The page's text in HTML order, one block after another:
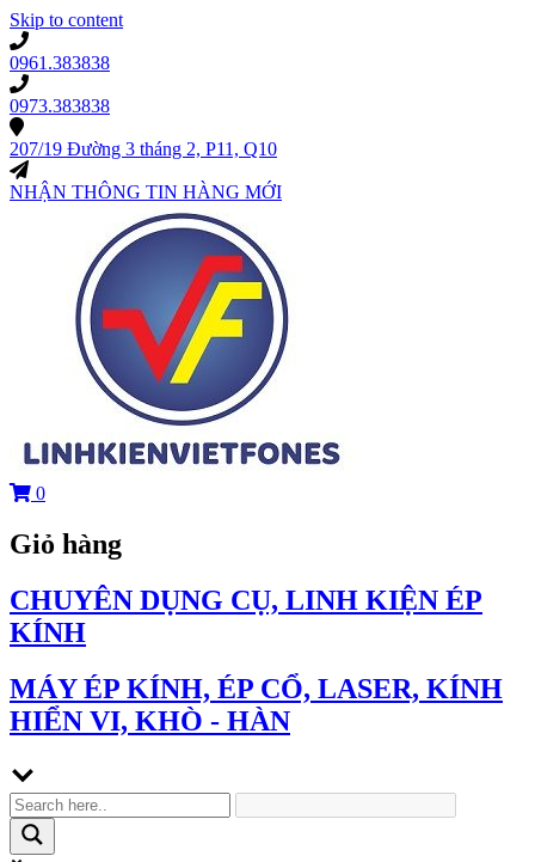
Skip to content
0961.383838
0973.383838
207/19 Đường 3 tháng 2, P11, Q10
NHẬN THÔNG TIN HÀNG MỚI
0
Giỏ hàng
CHUYÊN DỤNG CỤ, LINH KIỆN ÉP
KÍNH
MÁY ÉP KÍNH, ÉP CỔ, LASER, KÍNH
HIỂN VI, KHÒ - HÀN